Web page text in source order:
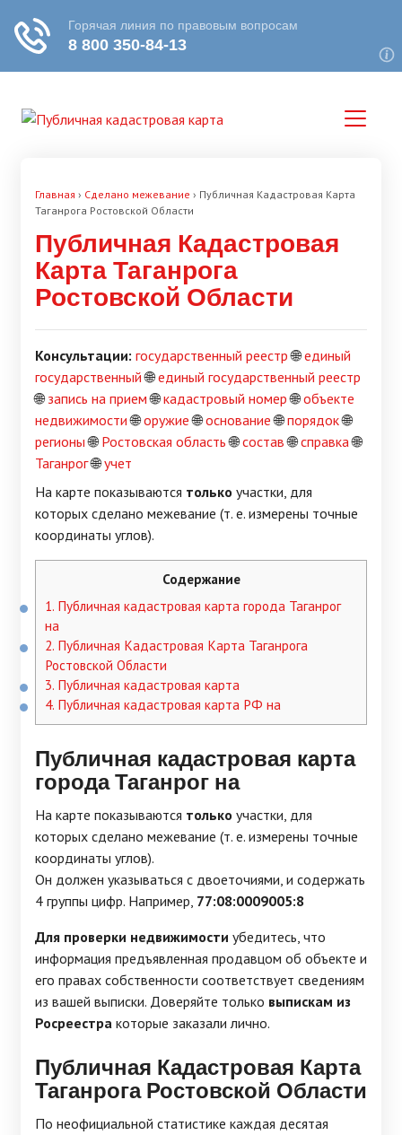
Главная › Сделано межевание › Публичная Кадастровая Карта
Таганрога Ростовской Области
Публичная Кадастровая
Карта Таганрога
Ростовской Области
Консультации: государственный реестр🌐единый
государственный🌐единый государственный реестр
🌐запись на прием🌐кадастровый номер🌐объекте
недвижимости🌐оружие🌐основание🌐порядок🌐
регионы🌐Ростовская область🌐состав🌐справка🌐
Таганрог🌐учет
На карте показываются только участки, для
которых сделано межевание (т. е. измерены точные
координаты углов).
Содержание
1. Публичная кадастровая карта города Таганрог
на
2. Публичная Кадастровая Карта Таганрога
Ростовской Области
3. Публичная кадастровая карта
4. Публичная кадастровая карта РФ на
Публичная кадастровая карта
города Таганрог на
На карте показываются только участки, для
которых сделано межевание (т. е. измерены точные
координаты углов).
Он должен указываться с двоеточиями, и содержать
4 группы цифр. Например, 77:08:0009005:8
Для проверки недвижимости убедитесь, что
информация предъявленная продавцом об объекте и
его правах собственности соответствует сведениям
из вашей выписки. Доверяйте только выпискам из
Росреестра которые заказали лично.
Публичная Кадастровая Карта
Таганрога Ростовской Области
По неофициальной статистике каждая десятая